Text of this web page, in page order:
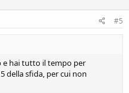
#5
e hai tutto il tempo per
della sfida, per cui non